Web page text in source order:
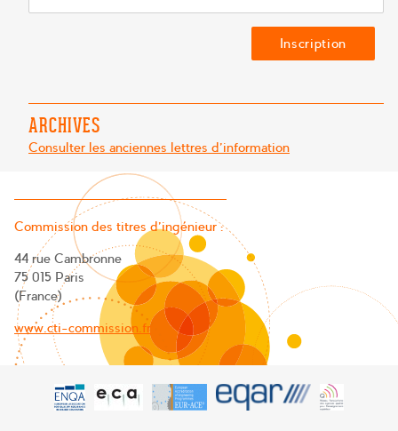
ARCHIVES
Consulter les anciennes lettres d'information
Commission des titres d’ingénieur :
44 rue Cambronne
75 015 Paris
(France)
www.cti-commission.fr